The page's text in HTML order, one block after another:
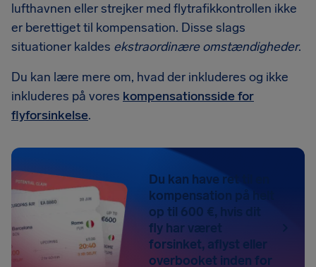
lufthavnen eller strejker med flytrafikkontrollen ikke
er berettiget til kompensation. Disse slags
situationer kaldes ekstraordinære omstændigheder.
Du kan lære mere om, hvad der inkluderes og ikke
inkluderes på vores kompensationsside for
flyforsinkelse.
Du kan have ret til en
kompensation på helt
op til 600 €, hvis dit
fly har været
forsinket, aflyst eller
overbooket inden for